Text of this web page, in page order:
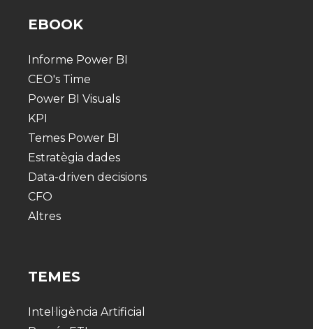
EBOOK
Informe Power BI
CEO's Time
Power BI Visuals
KPI
Temes Power BI
Estratègia dades
Data-driven decisions
CFO
Altres
TEMES
Intel·ligència Artificial